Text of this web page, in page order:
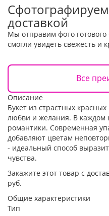
доставкой
Мы отправим фото
смогли увидеть свежесть и
Все
Описание
Букет из страстных
любви и желания. В каждом
романтики. Современная
добавляют цветам
- идеальный способ
чувства.
Закажите этот товар с
руб.
Общие характеристики
Тип